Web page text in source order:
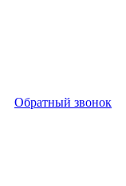
Обратный звонок